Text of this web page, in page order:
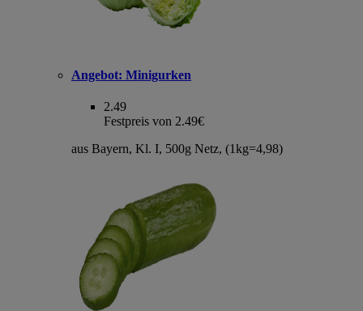
Angebot: Minigurken
2.49
Festpreis von 2.49€
aus Bayern, Kl. I, 500g Netz, (1kg=4,98)